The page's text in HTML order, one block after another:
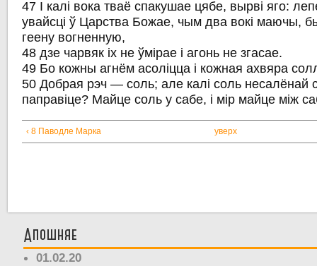
47 І калі вока тваё спакушае цябе, вырві яго:
увайсці ў Царства Божае, чым два вокі маючы,
геену вогненную,
48 дзе чарвяк іх не ўмірае і агонь не згасае.
49 Бо кожны агнём асоліцца і кожная ахвяра
50 Добрая рэч — соль; але калі соль несалёнай
паправіце? Майце соль у сабе, і мір майце між
‹ 8 Паводле Марка уверх
Апошняе
01.02.20